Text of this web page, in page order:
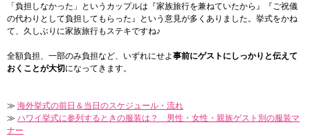
「負担しなかった」というカップルは『家族旅行を兼ねていたから』『ご祝儀
の代わりとして負担してもらった』という意見が多くありました。挙式をかね
て、久しぶりに家族旅行もステキですね♪
全額負担、一部のみ負担など、いずれにせよ事前にゲストにしっかりと伝えて
おくことが大切になってきます。
≫ 海外挙式の前日＆当日のスケジュール・流れ
≫ ハワイ挙式に参列するときの服装は？ 男性・女性・親族ゲスト別の服装マ
ナー